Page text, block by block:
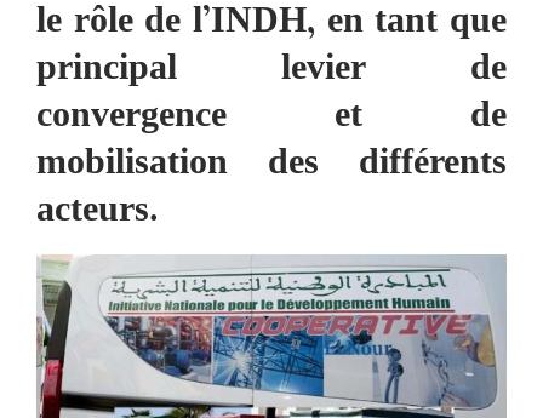
le rôle de l’INDH, en tant que
principal levier de
convergence et de
mobilisation des différents
acteurs.